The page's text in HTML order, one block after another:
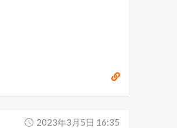
2023年3月5日 16:35